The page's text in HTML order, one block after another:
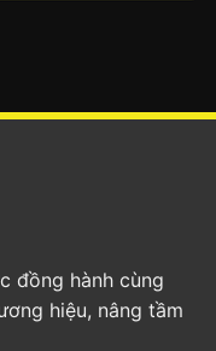
đồng hành cùng
hiệu, nâng tầm